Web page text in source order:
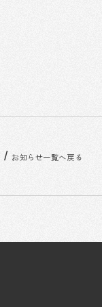
/ お知らせ一覧へ戻る